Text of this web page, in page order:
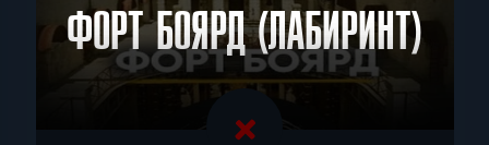
ФОРТ БОЯРД (ЛАБИРИНТ)